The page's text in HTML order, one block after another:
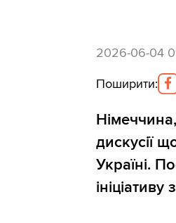
2026-06-04
Поширити:
дискусії
Україні.